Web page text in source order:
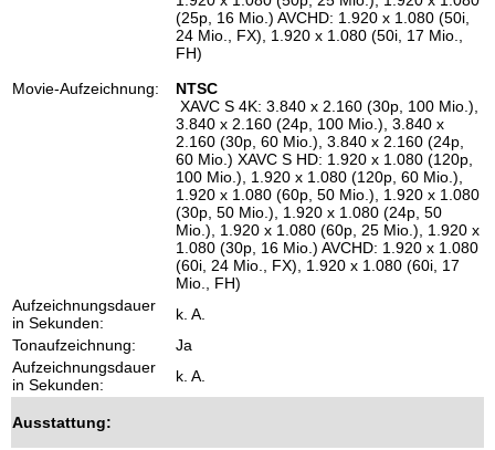
Movie-Aufzeichnung:
(25p, 16 Mio.) AVCHD: 1.920 x 1.080 (50i,
24 Mio., FX), 1.920 x 1.080 (50i, 17 Mio.,
FH)
NTSC
XAVC S 4K: 3.840 x 2.160 (30p, 100 Mio.),
3.840 x 2.160 (24p, 100 Mio.), 3.840 x
2.160 (30p, 60 Mio.), 3.840 x 2.160 (24p,
60 Mio.) XAVC S HD: 1.920 x 1.080 (120p,
100 Mio.), 1.920 x 1.080 (120p, 60 Mio.),
1.920 x 1.080 (60p, 50 Mio.), 1.920 x 1.080
(30p, 50 Mio.), 1.920 x 1.080 (24p, 50
Mio.), 1.920 x 1.080 (60p, 25 Mio.), 1.920 x
1.080 (30p, 16 Mio.) AVCHD: 1.920 x 1.080
(60i, 24 Mio., FX), 1.920 x 1.080 (60i, 17
Mio., FH)
Aufzeichnungsdauer
in Sekunden:
k. A.
Tonaufzeichnung:
Ja
Aufzeichnungsdauer
in Sekunden:
k. A.
Ausstattung: